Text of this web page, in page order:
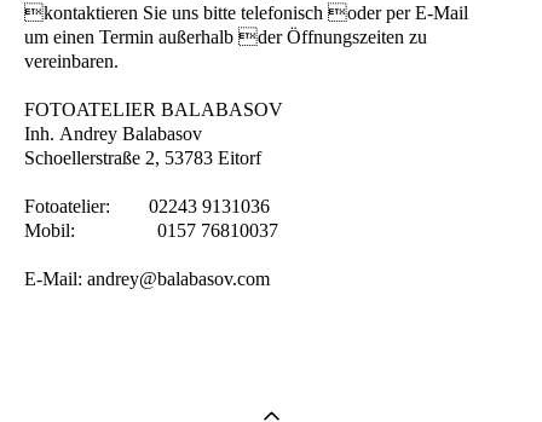
kontaktieren Sie uns bitte telefonisch oder per E-Mail
um einen Termin außerhalb der Öffnungszeiten zu
vereinbaren.
FOTOATELIER BALABASOV
Inh. Andrey Balabasov
Schoellerstraße 2, 53783 Eitorf
Fotoatelier: 02243 9131036
Mobil: 0157 76810037
E-Mail: andrey@balabasov.com